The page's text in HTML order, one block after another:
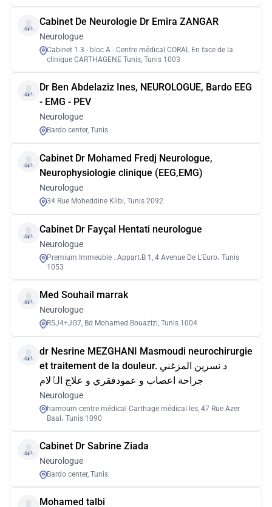
Cabinet De Neurologie Dr Emira ZANGAR
Neurologue
Cabinet 1.3 - bloc A - Centre médical CORAL En face de la
clinique CARTHAGENE Tunis, Tunis 1003
Dr Ben Abdelaziz Ines, NEUROLOGUE, Bardo EEG
- EMG - PEV
Neurologue
Bardo center, Tunis
Cabinet Dr Mohamed Fredj Neurologue,
Neurophysiologie clinique (EEG,EMG)
Neurologue
34 Rue Moheddine Klibi, Tunis 2092
Cabinet Dr Fayçal Hentati neurologue
Neurologue
Premium Immeuble . Appart.B 1, 4 Avenue De L'Euro، Tunis
1053
Med Souhail marrak
Neurologue
R5J4+JG7, Bd Mohamed Bouazizi, Tunis 1004
dr Nesrine MEZGHANI Masmoudi neurochirurgie
et traitement de la douleur. د نسرين المزغني
جراحة اعصاب و عمودفقري و علاج الٱلام
Neurologue
hamoum centre médical Carthage médical les, 47 Rue Azer
Baal، Tunis 1090
Cabinet Dr Sabrine Ziada
Neurologue
Bardo center, Tunis
Mohamed talbi